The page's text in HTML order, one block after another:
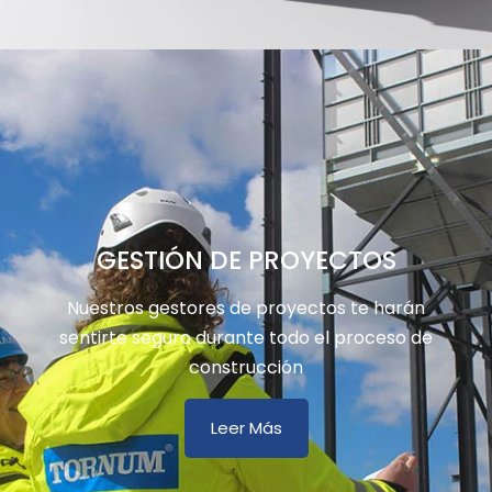
GESTIÓN DE PROYECTOS
Nuestros gestores de proyectos te harán
sentirte seguro durante todo el proceso de
construcción
Leer Más